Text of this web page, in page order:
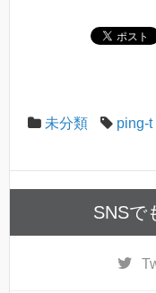
未分類 ping-t
SNSで